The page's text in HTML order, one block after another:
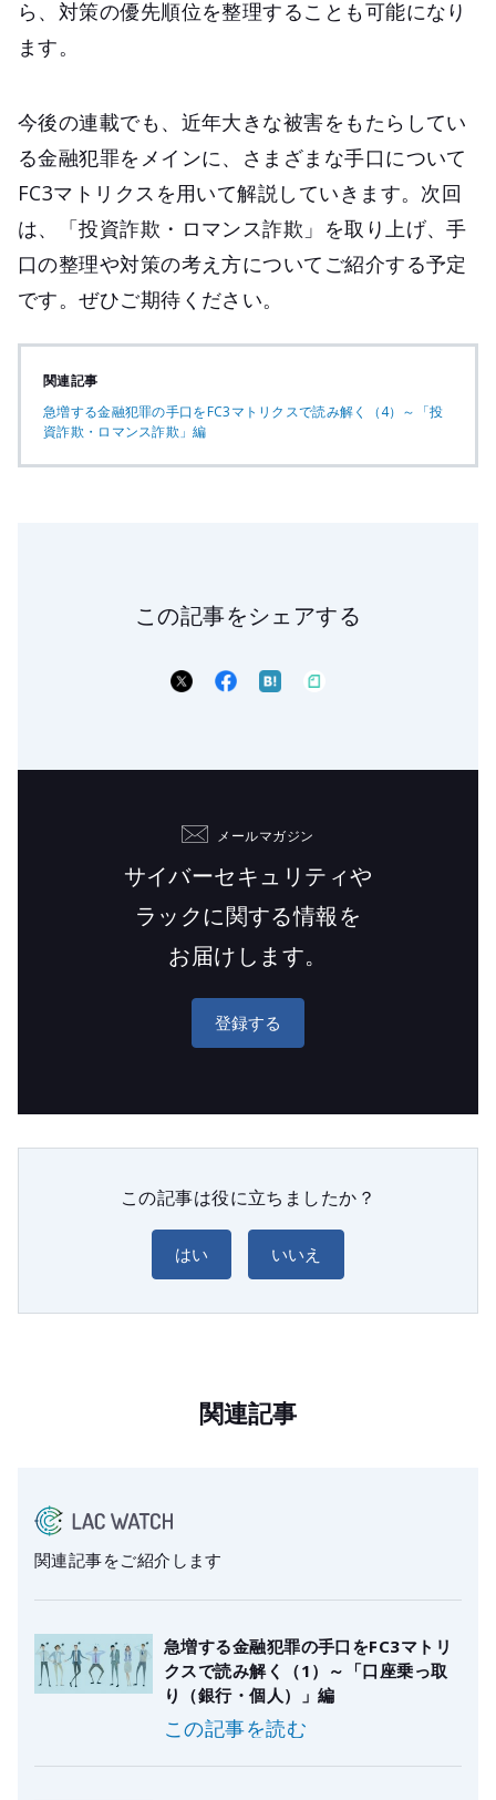
ら、対策の優先順位を整理することも可能になり
ます。
今後の連載でも、近年大きな被害をもたらしてい
る金融犯罪をメインに、さまざまな手口について
FC3マトリクスを用いて解説していきます。次回
は、「投資詐欺・ロマンス詐欺」を取り上げ、手
口の整理や対策の考え方についてご紹介する予定
です。ぜひご期待ください。
関連記事
急増する金融犯罪の手口をFC3マトリクスで読み解く（4）～「投
資詐欺・ロマンス詐欺」編
この記事をシェアする
メールマガジン
サイバーセキュリティや
ラックに関する情報を
お届けします。
登録する
この記事は役に立ちましたか？
はい いいえ
関連記事
関連記事をご紹介します
急増する金融犯罪の手口をFC3マトリ
クスで読み解く（1）～「口座乗っ取
り（銀行・個人）」編
この記事を読む